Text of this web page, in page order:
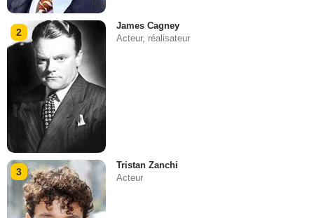
2
James Cagney
Acteur, réalisateur
3
Tristan Zanchi
Acteur